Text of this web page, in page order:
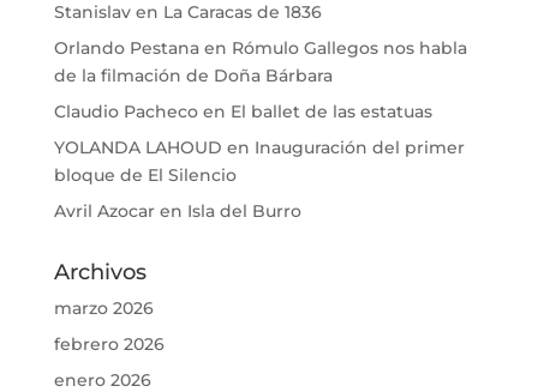
Stanislaven La Caracas de 1836
Orlando Pestanaen Rómulo Gallegos nos habla
de la filmación de Doña Bárbara
Claudio Pachecoen El ballet de las estatuas
YOLANDA LAHOUD en Inauguración del primer
bloque de El Silencio
Avril Azocaren Isla del Burro
Archivos
marzo 2026
febrero 2026
enero 2026